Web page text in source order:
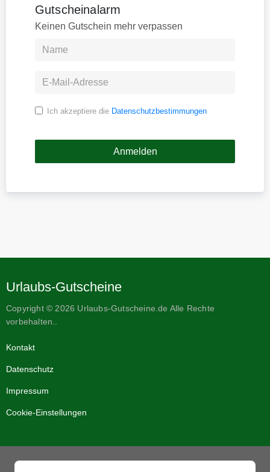
Gutscheinalarm
Keinen Gutschein mehr verpassen
Ich akzeptiere die Datenschutzbestimmungen
Urlaubs-Gutscheine
Copyright © 2026 Urlaubs-Gutscheine.de Alle Rechte
vorbehalten..
Kontakt
Datenschutz
Impressum
Cookie-Einstellungen